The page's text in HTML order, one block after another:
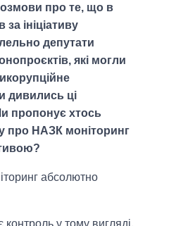
про те, що в
за ініціативу
депутати
які могли
дивились ці
пропонує хтось
про НАЗК моніторинг
абсолютно
контроль у тому вигляді,